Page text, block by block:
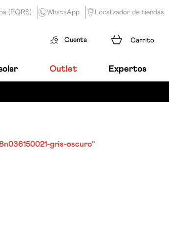
(PQRS) WhatsApp Localizador de tiendas
Cuenta
Outlet Expertos
gris-oscuro"